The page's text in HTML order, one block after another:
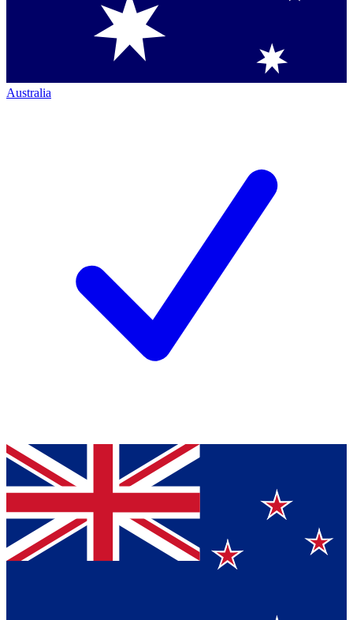
Australia